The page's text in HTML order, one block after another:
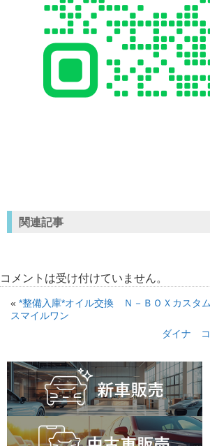
関連記事
コメントは受け付けていません。
« *整備入庫*オイル交換 Ｎ－ＢＯＸカスタ
スマイルワン
ダイナ コ